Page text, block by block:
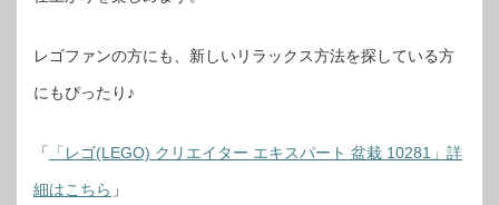
レゴファンの方にも、新しいリラックス方法を探している方
にもぴったり♪
「 「レゴ(LEGO) クリエイター エキスパート 盆栽 10281」詳
細はこちら 」